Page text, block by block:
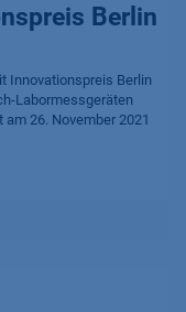
Berlin
Innovationspreis Berlin
Labormessgeräten
26. November 2021